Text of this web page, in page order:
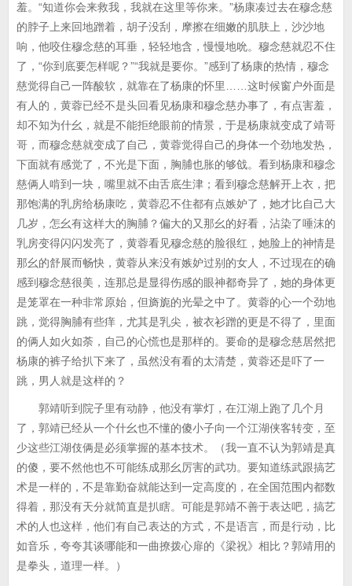
羞。“知道你会来救我，我就在这里等你来。”杨康凑过去在穆念慈
的脖子上来回地蹭着，胡子没刮，摩擦在细嫩的肌肤上，沙沙地
响，他咬住穆念慈的耳垂，轻轻地含，慢慢地吮。穆念慈就忍不住
了，“你到底要怎样呢？”“我就是要你。”感到了杨康的热情，穆念
慈觉得自己一阵酸软，就靠在了杨康的怀里……这时候窗户外面是
有人的，黄蓉已经不是头回看见杨康和穆念慈办事了，有点害羞，
却不知为什幺，就是不能拒绝眼前的情景，于是杨康就变成了靖哥
哥，而穆念慈就变成了自己，黄蓉觉得自己的身体一个劲地发热，
下面就有感觉了，不光是下面，胸脯也胀的够戗。看到杨康和穆念
慈俩人啃到一块，嘴里就不由舌底生津；看到穆念慈解开上衣，把
那饱满的乳房给杨康吃，黄蓉忍不住都有点嫉妒了，她才比自己大
几岁，怎幺有这样大的胸脯？偏大的又那幺的好看，沾染了唾沫的
乳房变得闪闪发亮了，黄蓉看见穆念慈的脸很红，她脸上的神情是
那幺的舒展而畅快，黄蓉从来没有嫉妒过别的女人，不过现在的确
感到穆念慈很美，连那总是显得伤感的眼神都奇异了，她的身体更
是笼罩在一种非常原始，但旖旎的光晕之中了。黄蓉的心一个劲地
跳，觉得胸脯有些痒，尤其是乳尖，被衣衫蹭的更是不得了，里面
的俩人如火如荼，自己的心慌也是那样的。要命的是穆念慈居然把
杨康的裤子给扒下来了，虽然没有看的太清楚，黄蓉还是吓了一
跳，男人就是这样的？
郭靖听到院子里有动静，他没有掌灯，在江湖上跑了几个月
了，郭靖已经从一个什幺也不懂的傻小子向一个江湖侠客转变，至
少这些江湖伎俩是必须掌握的基本技术。（我一直不认为郭靖是真
的傻，要不然他也不可能练成那幺厉害的武功。要知道练武跟搞艺
术是一样的，不是靠勤奋就能达到一定高度的，在全国范围内都数
得着，那没有天分就简直是扒瞎。可能是郭靖不善于表达吧，搞艺
术的人也这样，他们有自己表达的方式，不是语言，而是行动，比
如音乐，夸夸其谈哪能和一曲撩拨心扉的《梁祝》相比？郭靖用的
是拳头，道理一样。）